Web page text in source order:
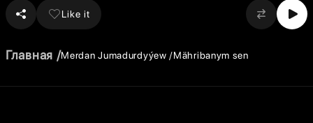
Like it
Главная Merdan Jumadurdyýew Mähribanym sen